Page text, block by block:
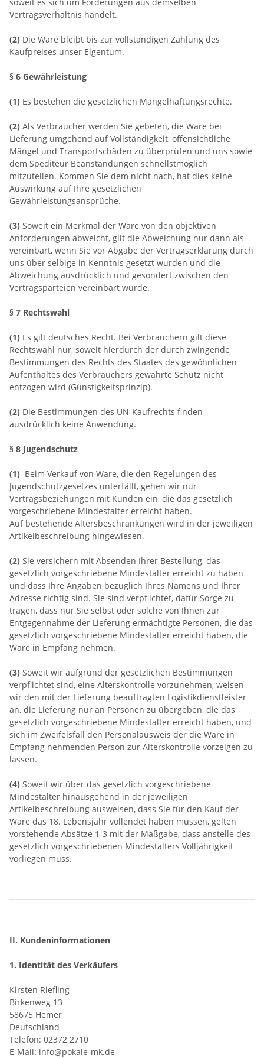
Vertragsverhältnis handelt.
(2) Die Ware bleibt bis zur vollständigen Zahlung des
Kaufpreises unser Eigentum.
§ 6 Gewährleistung
(1) Es bestehen die gesetzlichen Mängelhaftungsrechte.
(2) Als Verbraucher werden Sie gebeten, die Ware bei
Lieferung umgehend auf Vollständigkeit, offensichtliche
Mängel und Transportschäden zu überprüfen und uns sowie
dem Spediteur Beanstandungen schnellstmöglich
mitzuteilen. Kommen Sie dem nicht nach, hat dies keine
Auswirkung auf Ihre gesetzlichen
Gewährleistungsansprüche.
(3) Soweit ein Merkmal der Ware von den objektiven
Anforderungen abweicht, gilt die Abweichung nur dann als
vereinbart, wenn Sie vor Abgabe der Vertragserklärung durch
uns über selbige in Kenntnis gesetzt wurden und die
Abweichung ausdrücklich und gesondert zwischen den
Vertragsparteien vereinbart wurde.
§ 7 Rechtswahl
(1) Es gilt deutsches Recht. Bei Verbrauchern gilt diese
Rechtswahl nur, soweit hierdurch der durch zwingende
Bestimmungen des Rechts des Staates des gewöhnlichen
Aufenthaltes des Verbrauchers gewährte Schutz nicht
entzogen wird (Günstigkeitsprinzip).
(2) Die Bestimmungen des UN-Kaufrechts finden
ausdrücklich keine Anwendung.
§ 8 Jugendschutz
(1) Beim Verkauf von Ware, die den Regelungen des
Jugendschutzgesetzes unterfällt, gehen wir nur
Vertragsbeziehungen mit Kunden ein, die das gesetzlich
vorgeschriebene Mindestalter erreicht haben.
Auf bestehende Altersbeschränkungen wird in der jeweiligen
Artikelbeschreibung hingewiesen.
(2) Sie versichern mit Absenden Ihrer Bestellung, das
gesetzlich vorgeschriebene Mindestalter erreicht zu haben
und dass Ihre Angaben bezüglich Ihres Namens und Ihrer
Adresse richtig sind. Sie sind verpflichtet, dafür Sorge zu
tragen, dass nur Sie selbst oder solche von Ihnen zur
Entgegennahme der Lieferung ermächtigte Personen, die das
gesetzlich vorgeschriebene Mindestalter erreicht haben, die
Ware in Empfang nehmen.
(3) Soweit wir aufgrund der gesetzlichen Bestimmungen
verpflichtet sind, eine Alterskontrolle vorzunehmen, weisen
wir den mit der Lieferung beauftragten Logistikdienstleister
an, die Lieferung nur an Personen zu übergeben, die das
gesetzlich vorgeschriebene Mindestalter erreicht haben, und
sich im Zweifelsfall den Personalausweis der die Ware in
Empfang nehmenden Person zur Alterskontrolle vorzeigen zu
lassen.
(4) Soweit wir über das gesetzlich vorgeschriebene
Mindestalter hinausgehend in der jeweiligen
Artikelbeschreibung ausweisen, dass Sie für den Kauf der
Ware das 18. Lebensjahr vollendet haben müssen, gelten
vorstehende Absätze 1-3 mit der Maßgabe, dass anstelle des
gesetzlich vorgeschriebenen Mindestalters Volljährigkeit
vorliegen muss.
II. Kundeninformationen
1. Identität des Verkäufers
Kirsten Riefling
Birkenweg 13
58675 Hemer
Deutschland
Telefon: 02372 2710
E-Mail: info@pokale-mk.de